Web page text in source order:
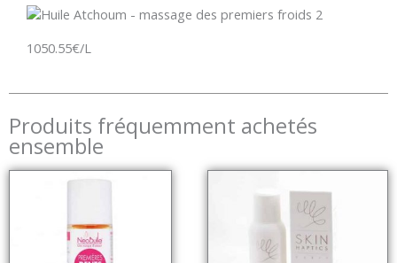
1050.55€/L
Produits fréquemment achetés
ensemble